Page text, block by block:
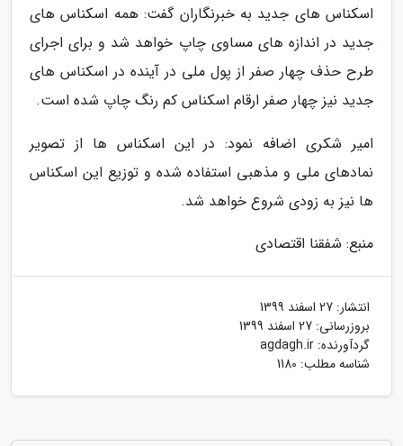
اسکناس های جدید به خبرنگاران گفت: همه اسکناس های
جدید در اندازه های مساوی چاپ خواهد شد و برای اجرای
طرح حذف چهار صفر از پول ملی در آینده در اسکناس های
جدید نیز چهار صفر ارقام اسکناس کم رنگ چاپ شده است.
امیر شکری اضافه نمود: در این اسکناس ها از تصویر
نمادهای ملی و مذهبی استفاده شده و توزیع این اسکناس
ها نیز به زودی شروع خواهد شد.
منبع: شفقنا اقتصادی
انتشار: 27 اسفند 1399
بروزرسانی: 27 اسفند 1399
گردآورنده: agdagh.ir
شناسه مطلب: 1180